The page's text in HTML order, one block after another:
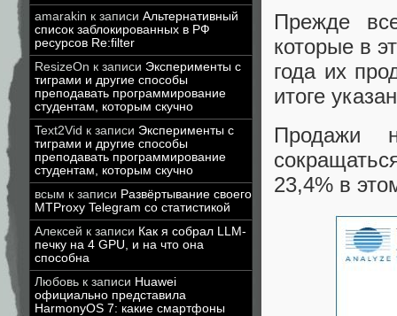
amarakin к записи Альтернативный
список заблокированных в РФ
ресурсов Re:filter
ResizeOn к записи Эксперименты с
тиграми и другие способы
преподавать программирование
студентам, которым скучно
Text2Vid к записи Эксперименты с
тиграми и другие способы
преподавать программирование
студентам, которым скучно
всым к записи Развёртывание своего
MTProxy Telegram со статистикой
Алексей к записи Как я собрал LLM-
печку на 4 GPU, и на что она
способна
Любовь к записи Huawei
официально представила
HarmonyOS 7: какие смартфоны
Прежде
которые в
года их
итоге
Продажи
23,4% в